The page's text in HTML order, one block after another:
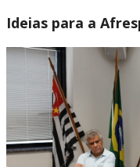
Ideias para a